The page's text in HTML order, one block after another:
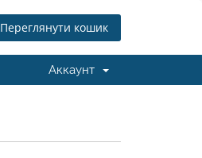
Переглянути кошик
Аккаунт